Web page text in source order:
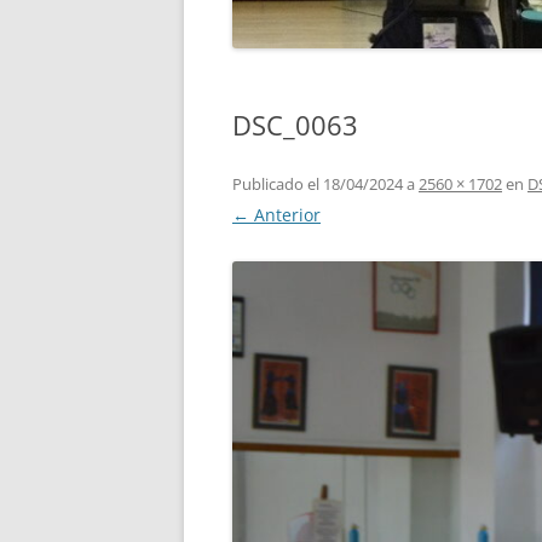
DSC_0063
Publicado el 18/04/2024a 2560 × 1702en
← Anterior